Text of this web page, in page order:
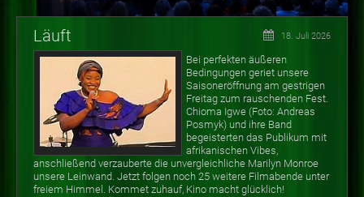
Läuft 18. Juli 2026
Bei perfekten äußeren
Bedingungen geriet unsere
Saisoneröffnung am gestrigen
Freitag zum rauschenden Fest.
Chioma Igwe (Foto: Andreas
Posmyk) und ihre Band
begeisterten das Publikum mit
afrikanischen Vibes,
anschließend verzauberte die unvergleichliche Marilyn Monroe
unsere Leinwand. Jetzt folgen noch 25 weitere Filmabende unter
freiem Himmel. Kommet zuhauf, Kino macht glücklich!